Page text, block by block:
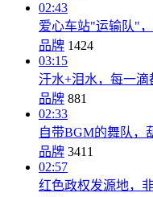
02:43
爱心车站"运输队"
品牌 1424
03:15
汗水+泪水，每一滴
品牌 881
02:33
自带BGM的舞队，
品牌 3411
02:57
红色政权发源地，